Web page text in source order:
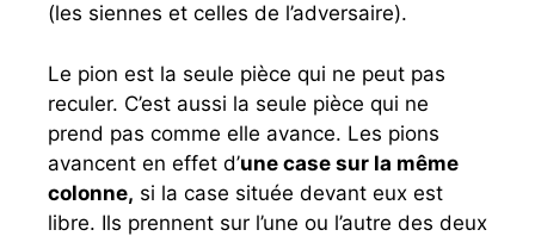
(les siennes et celles de l’adversaire).
Le pion est la seule pièce qui ne peut pas
reculer. C’est aussi la seule pièce qui ne
prend pas comme elle avance. Les pions
avancent en effet d’une case sur la même
colonne, si la case située devant eux est
libre. Ils prennent sur l’une ou l’autre des deux